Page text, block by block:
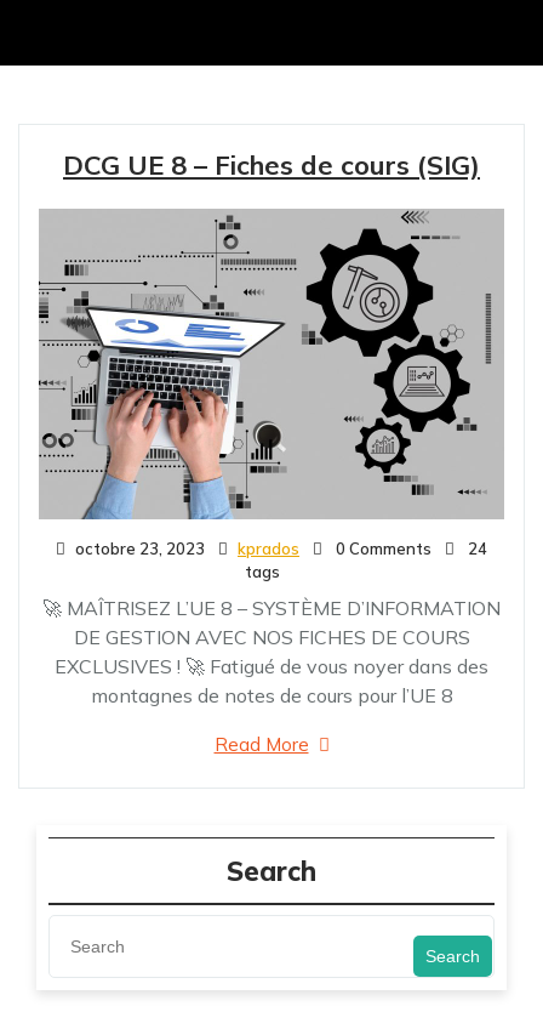
DCG UE 8 – Fiches de cours (SIG)
octobre 23, 2023 kprados 0 Comments
24
tags
🚀 MAÎTRISEZ L’UE 8 – SYSTÈME D’INFORMATION
DE GESTION AVEC NOS FICHES DE COURS
EXCLUSIVES ! 🚀 Fatigué de vous noyer dans des
montagnes de notes de cours pour l’UE 8
Read More
Search
Search